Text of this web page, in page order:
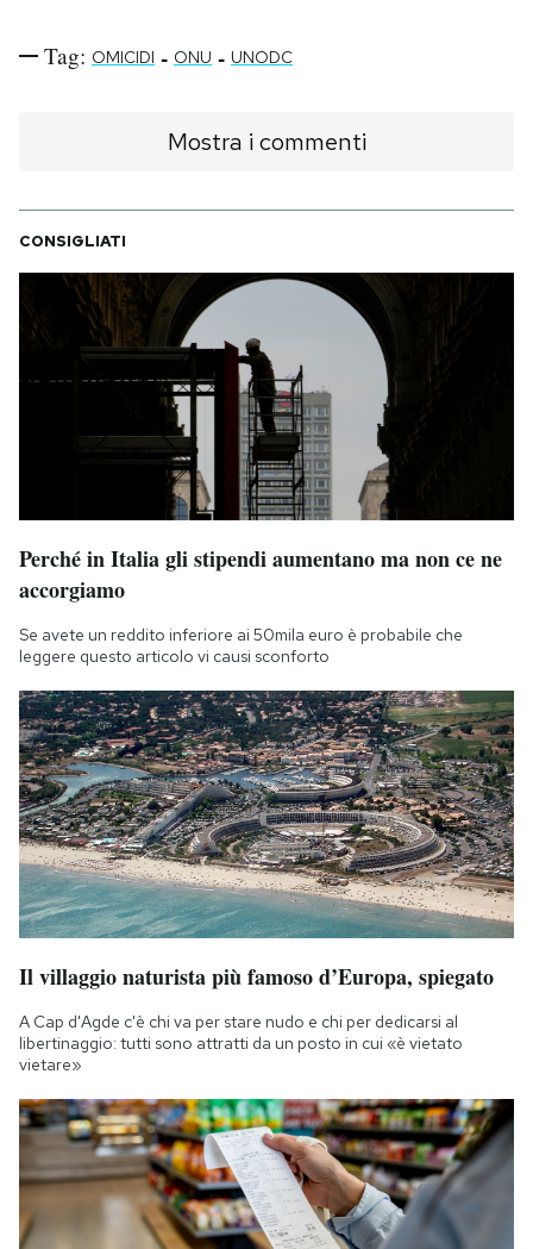
Tag: OMICIDI - ONU - UNODC
Mostra i commenti
CONSIGLIATI
Perché in Italia gli stipendi aumentano ma non ce ne
accorgiamo
Se avete un reddito inferiore ai 50mila euro è probabile che
leggere questo articolo vi causi sconforto
Il villaggio naturista più famoso d’Europa, spiegato
A Cap d'Agde c'è chi va per stare nudo e chi per dedicarsi al
libertinaggio: tutti sono attratti da un posto in cui «è vietato
vietare»